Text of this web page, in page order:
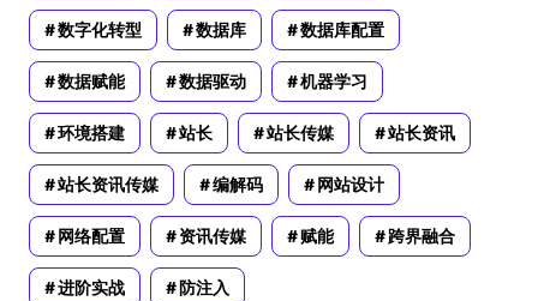
数字化转型 数据库 数据库配置
数据赋能 数据驱动 机器学习
环境搭建 站长 站长传媒 站长资讯
站长资讯传媒 编解码 网站设计
网络配置 资讯传媒 赋能 跨界融合
进阶实战 防注入